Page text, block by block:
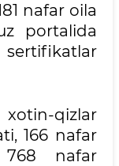
nafar oila
portalida
xotin-qizlar
166 nafar
768 nafar